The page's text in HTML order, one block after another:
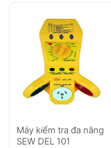
Máy kiểm tra đa năng
SEW DEL 101